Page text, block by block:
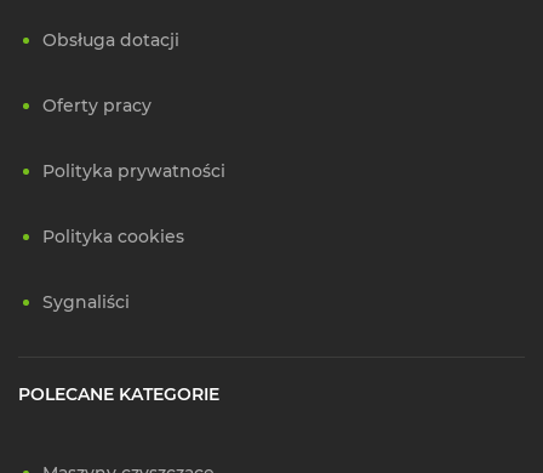
Obsługa dotacji
Oferty pracy
Polityka prywatności
Polityka cookies
Sygnaliści
POLECANE KATEGORIE